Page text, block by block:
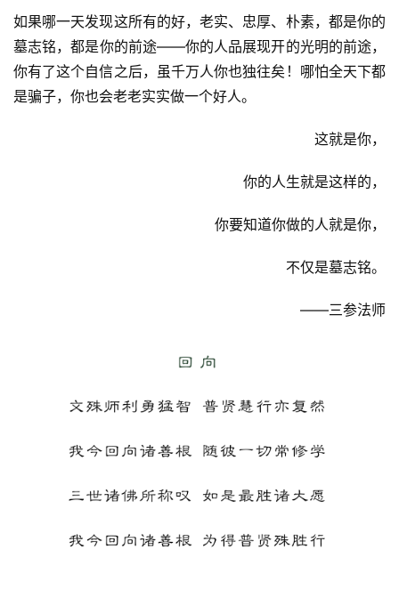
规
免
责
如果哪一天发现这所有的好，老实、忠厚、朴素，都是你的
墓志铭，都是你的前途——你的人品展现开的光明的前途，
你有了这个自信之后，虽千万人你也独往矣！哪怕全天下都
是骗子，你也会老老实实做一个好人。
这就是你，
你的人生就是这样的，
你要知道你做的人就是你，
不仅是墓志铭。
——三参法师